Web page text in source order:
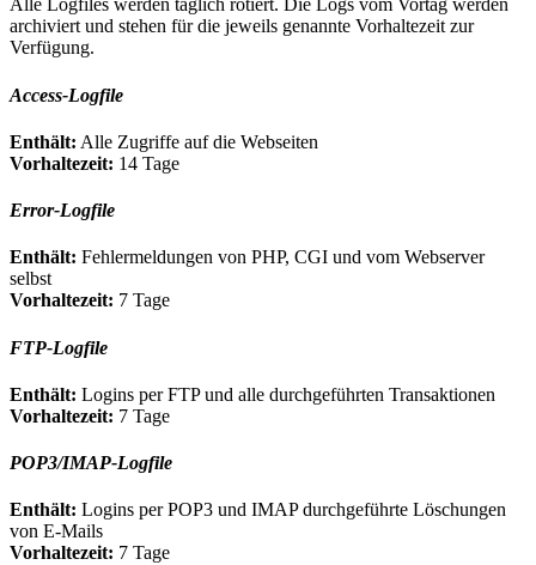
Alle Logfiles werden täglich rotiert. Die Logs vom Vortag werden
archiviert und stehen für die jeweils genannte Vorhaltezeit zur
Verfügung.
Access-Logfile
Enthält: Alle Zugriffe auf die Webseiten
Vorhaltezeit: 14 Tage
Error-Logfile
Enthält: Fehlermeldungen von PHP, CGI und vom Webserver
selbst
Vorhaltezeit: 7 Tage
FTP-Logfile
Enthält: Logins per FTP und alle durchgeführten Transaktionen
Vorhaltezeit: 7 Tage
POP3/IMAP-Logfile
Enthält: Logins per POP3 und IMAP durchgeführte Löschungen
von E-Mails
Vorhaltezeit: 7 Tage